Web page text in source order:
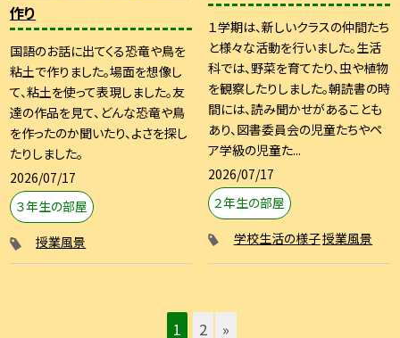
作り
国語のお話に出てくる恐竜や鳥を
粘土で作りました。場面を想像し
て、粘土を使って表現しました。友
達の作品を見て、どんな恐竜や鳥
を作ったのか聞いたり、よさを探し
たりしました。
2026/07/17
３年生の部屋
授業風景
１学期は、新しいクラスの仲間たち
と様々な活動を行いました。生活
科では、野菜を育てたり、虫や植物
を観察したりしました。朝読書の時
間には、読み聞かせがあることも
あり、図書委員会の児童たちやペ
ア学級の児童た...
2026/07/17
２年生の部屋
学校生活の様子授業風景
1 2 »